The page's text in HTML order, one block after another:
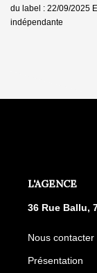
du label : 22/09/2025
indépendante
L'AGENCE
36 Rue Ballu,
Nous contacter
Présentation